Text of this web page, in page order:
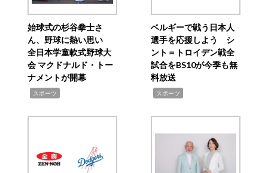
始球式の杉谷拳士さ
ん、野球に熱い思い
全日本学童軟式野球大
会 マクドナルド・トー
ナメントが開幕
スポーツ
ベルギーで戦う日本人
選手を応援しよう シ
ント＝トロイデン戦全
試合をBS10が今季も無
料放送
スポーツ